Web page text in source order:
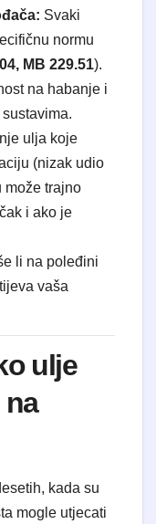
Svaki
normu
MB 229.51).
na habanje i
ulja koje
(nizak udio
može trajno
i ako je
li na poleđini
vaša
ulje
kada su
mogle utjecati